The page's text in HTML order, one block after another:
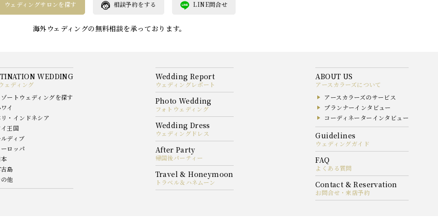
ウェディングサロンを探す 相談予約をする LINE問合せ
海外ウェディングの無料相談を承っております。
ェディング
ートウェディングを探す
イ
・インドネシア
王国
ディブ
ロッパ
島
他
ウェディングレポート
フォトウェディング
ウェディングドレス
帰国後パーティー
トラベル＆ハネムーン
アースカラーズについて
アースカラーズのサービス
プランナーインタビュー
コーディネーターインタビュー
ウェディングガイド
よくある質問
お問合せ・来店予約